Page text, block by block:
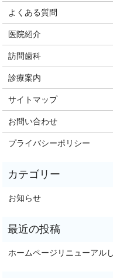
よくある質問
医院紹介
訪問歯科
診療案内
サイトマップ
お問い合わせ
プライバシーポリシー
お知らせ
ホームページリニューアル